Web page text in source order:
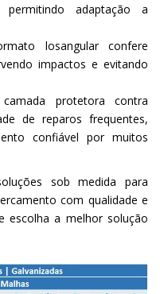
adaptação a
losangular confere
impactos e evitando
protetora contra
de reparos frequentes,
confiável por muitos
sob medida para
com qualidade e
escolha a melhor solução